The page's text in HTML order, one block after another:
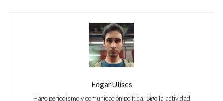
Edgar Ulises
Hago periodismo y comunicación política. Sigo la actividad